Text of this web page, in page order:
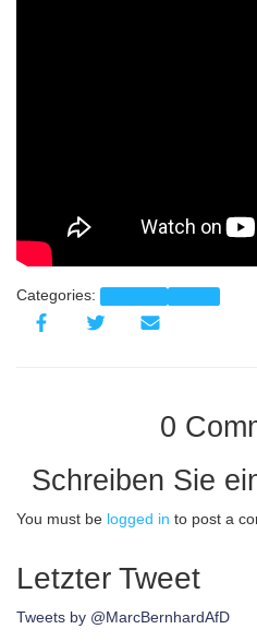
Categories:
0
Schreiben Sie
You must be logged in to post a
Letzter Tweet
Tweets by @MarcBernhardAfD